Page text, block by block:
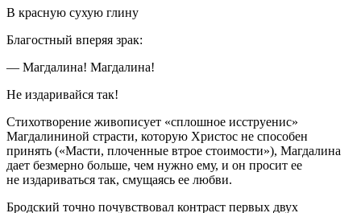
В красную сухую глину
Благостный вперяя зрак:
— Магдалина! Магдалина!
Не издаривайся так!
Стихотворение живописует «сплошное исструенис»
Магдалининой страсти, которую Христос не способен
принять («Масти, плоченные втрое стоимости»), Магдалина
дает безмерно больше, чем нужно ему, и он просит ее
не издариваться так, смущаясь ее любви.
Бродский точно почувствовал контраст первых двух